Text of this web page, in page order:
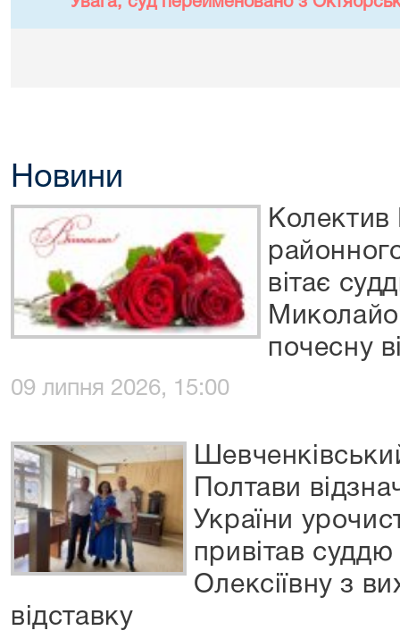
Новини
Колектив
вітає
почесну
09 липня 2026, 15:00
Полтави
України
привітав
Олексіївну з
відставку